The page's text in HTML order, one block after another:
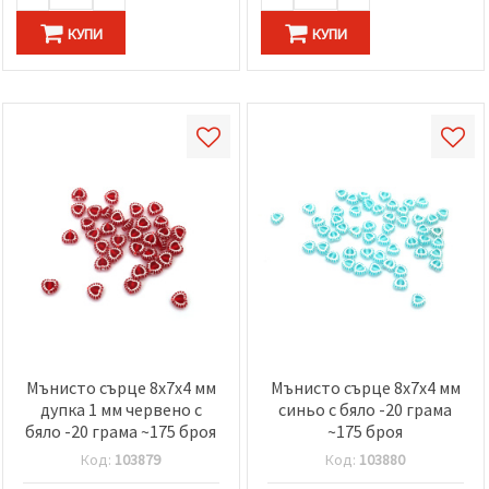
КУПИ КУПИ
Мънисто сърце 8x7x4 мм
дупка 1 мм червено с
бяло -20 грама ~175 броя
Код: 103879
Мънисто сърце 8x7x4 мм
синьо с бяло -20 грама
~175 броя
Код: 103880